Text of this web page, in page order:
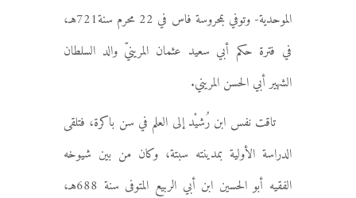
الموحدية- وتوفي بمحروسة فاس في 22 محرم سنة721هـ،
في فترة حكم أبي سعيد عثمان المرينيّ والد السلطان
الشهير أبي الحسن المريني.
تاقت نفس ابن رُشيْد إلى العلم في سن باكرة، فتلقى
الدراسة الأولية بمدينته سبتة، وكان من بين شيوخه
الفقيه أبو الحسين ابن أبي الربيع المتوفى سنة 688هـ،